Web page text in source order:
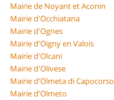
Mairie de Noyant et Aconin
Mairie d'Occhiatana
Mairie d'Ognes
Mairie d'Oigny en Valois
Mairie d'Olcani
Mairie d'Olivese
Mairie d'Olmeta di Capocorso
Mairie d'Olmeto